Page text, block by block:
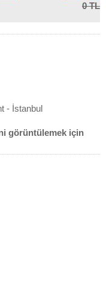
0 TL
- İstanbul
görüntülemek için